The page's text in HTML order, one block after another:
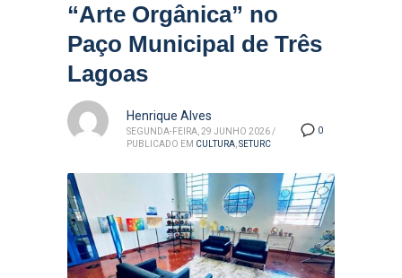
“Arte Orgânica” no
Paço Municipal de Três
Lagoas
0
Henrique Alves
SEGUNDA-FEIRA, 29 JUNHO 2026 /
PUBLICADO EM CULTURA SETURC